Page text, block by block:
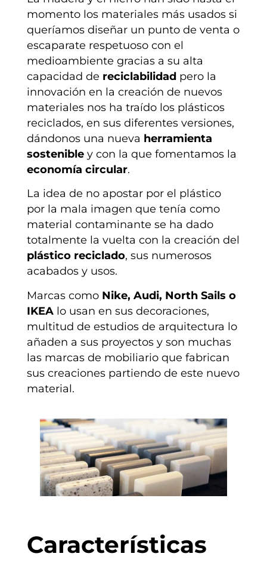
momento los materiales más usados si
queríamos diseñar un punto de venta o
escaparate respetuoso con el
medioambiente gracias a su alta
capacidad de reciclabilidad pero la
innovación en la creación de nuevos
materiales nos ha traído los plásticos
reciclados, en sus diferentes versiones,
dándonos una nueva herramienta
sostenibley con la que fomentamos la
economía circular.
La idea de no apostar por el plástico
por la mala imagen que tenía como
material contaminante se ha dado
totalmente la vuelta con la creación del
plástico reciclado, sus numerosos
acabados y usos.
Marcas como Nike, Audi, North Sails o
IKEAlo usan en sus decoraciones,
multitud de estudios de arquitectura lo
añaden a sus proyectos y son muchas
las marcas de mobiliario que fabrican
sus creaciones partiendo de este nuevo
material.
Características